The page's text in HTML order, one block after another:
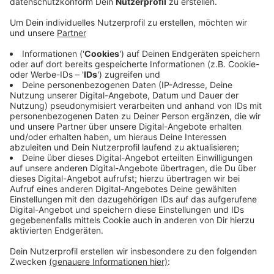
Die junge Frau war am Sonntagmorgen in Süchteln
unterwegs. Auf der Neustraße bemerkte sie, dass sie
von einem Mann auf einem E-Roller verfolgt wurde. Als
sie sich umgedreht hat, zog er sich die Hose runter und
manipulierte an seinem Glied. Ein lautes Schreien der
Frau schlug ihn in die Flucht. Er flüchtete in Richtung
Jägerstraße. Der Mann soll etwa 25 Jahre alt und circa
178 cm groß sein. Er trug einen beige-braunen Pullover
sowie eine kurze Jogginghose.
Hinweise direkt an die Polizei in Viersen unter
02162/377-0